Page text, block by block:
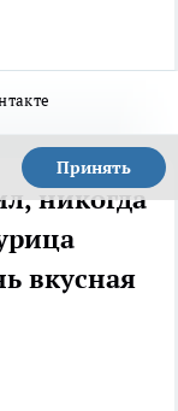
Принять
никогда
вкусная